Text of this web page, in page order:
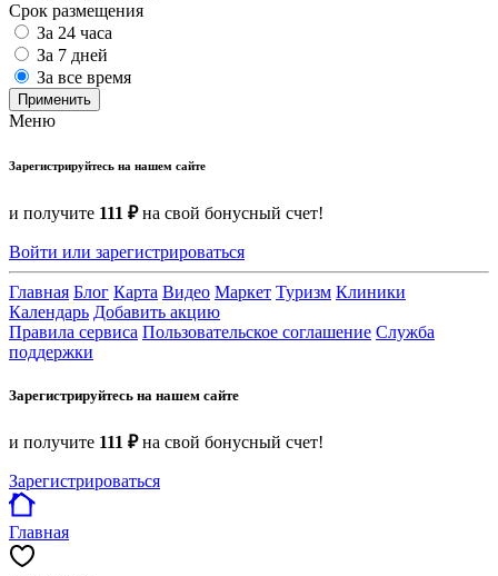
Срок размещения
За 24 часа
За 7 дней
За все время
Применить
Меню
Зарегистрируйтесь на нашем сайте
и получите 111 ₽на свой бонусный счет!
Войти или зарегистрироваться
Главная Блог Карта Видео Маркет Туризм Клиники
Календарь Добавить акцию
Правила сервиса Пользовательское соглашение Служба
поддержки
Зарегистрируйтесь на нашем сайте
и получите 111 ₽на свой бонусный счет!
Зарегистрироваться
Главная